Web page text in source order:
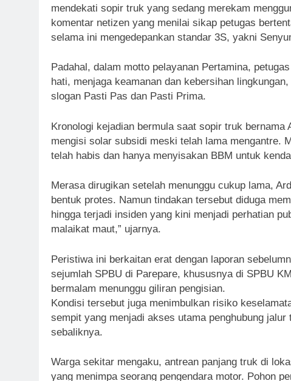
mendekati sopir truk yang sedang merekam
komentar netizen yang menilai sikap petugas
selama ini mengedepankan standar 3S, yakni
Padahal, dalam motto pelayanan Pertamina,
hati, menjaga keamanan dan kebersihan
slogan Pasti Pas dan Pasti Prima.
Kronologi kejadian bermula saat sopir truk
mengisi solar subsidi meski telah lama mengantre.
telah habis dan hanya menyisakan BBM untuk
Merasa dirugikan setelah menunggu cukup lama,
bentuk protes. Namun tindakan tersebut diduga
hingga terjadi insiden yang kini menjadi perhatian
malaikat maut,” ujarnya.
Peristiwa ini berkaitan erat dengan laporan
sejumlah SPBU di Parepare, khususnya di SPBU
bermalam menunggu giliran pengisian.
Kondisi tersebut juga menimbulkan risiko
sempit yang menjadi akses utama penghubung
sebaliknya.
Warga sekitar mengaku, antrean panjang truk di
yang menimpa seorang pengendara motor. Pohon